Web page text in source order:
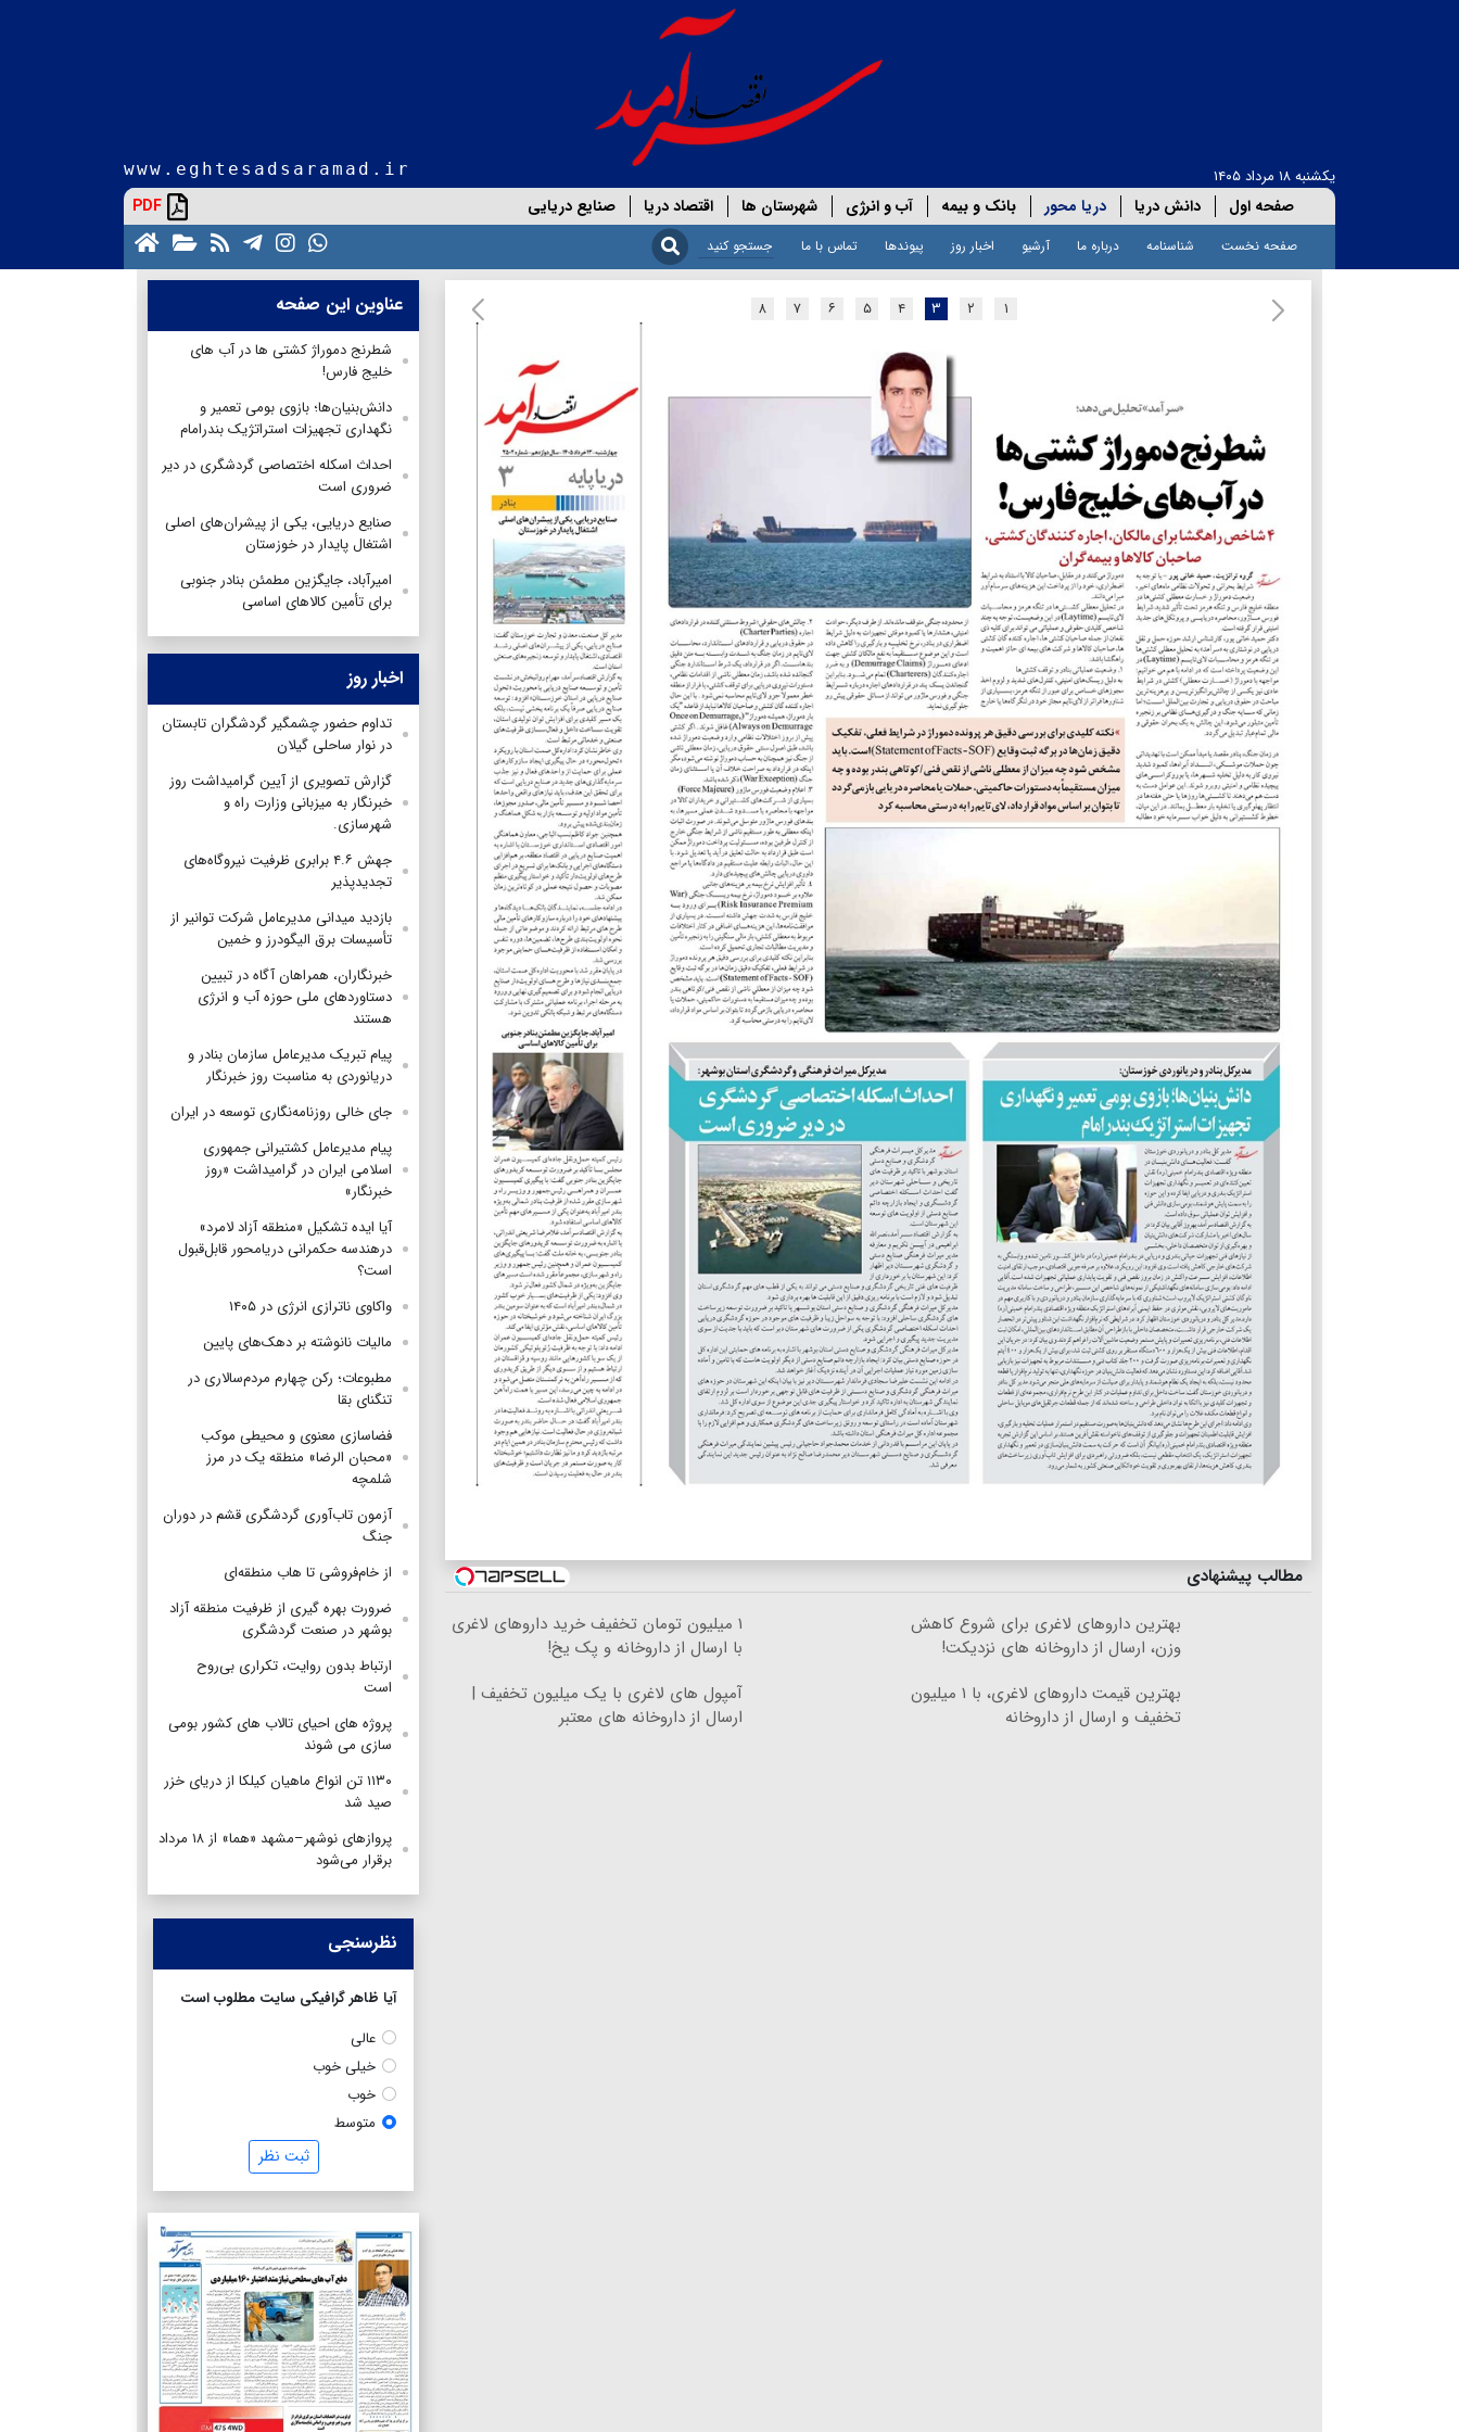
یکشنبه ۱۸ مرداد ۱۴۰۵ www.eghtesadsaramad.ir
صفحه اول دانش دریا دریا محور بانک و بیمه آب و انرژی شهرستان ها اقتصاد دریا صنایع دریایی PDF
صفحه نخست شناسنامه درباره ما آرشیو اخبار روز پیوندها تماس با ما
۱ ۲ ۳ ۴ ۵ ۶ ۷ ۸
مطالب پیشنهادی
بهترین داروهای لاغری برای شروع کاهش
وزن، ارسال از داروخانه های نزدیکت!
۱ میلیون تومان تخفیف خرید داروهای لاغری
با ارسال از داروخانه و پک یخ!
بهترین قیمت داروهای لاغری، با ۱ میلیون
تخفیف و ارسال از داروخانه‌
آمپول های لاغری با یک میلیون تخفیف |
ارسال از داروخانه های معتبر
عناوین این صفحه
شطرنج دموراژ کشتی ها در آب های
خلیج فارس!
دانش‌بنیان‌ها؛ بازوی بومی تعمیر و
نگهداری تجهیزات استراتژیک بندرامام
احداث اسکله اختصاصی گردشگری در دیر
ضروری است
صنایع دریایی، یکی از پیشران‌های اصلی
اشتغال پایدار در خوزستان
امیرآباد، جایگزین مطمئن بنادر جنوبی
برای تأمین کالاهای اساسی
اخبار روز
تداوم حضور چشمگیر گردشگران تابستان
در نوار ساحلی گیلان
گزارش تصویری از آیین گرامیداشت روز
خبرنگار به میزبانی وزارت راه و
شهرسازی.
جهش ۴.۶ برابری ظرفیت نیروگاه‌های
تجدیدپذیر
بازدید میدانی مدیرعامل شرکت توانیر از
تأسیسات برق الیگودرز و خمین
خبرنگاران، همراهان آگاه در تبیین
دستاوردهای ملی حوزه آب و انرژی
هستند
پیام تبریک مدیرعامل سازمان بنادر و
دریانوردی به مناسبت روز خبرنگار
جای خالی روزنامه‌نگاری توسعه در ایران
پیام مدیرعامل کشتیرانی جمهوری
اسلامی ایران در گرامیداشت «روز
خبرنگار»
آیا ایده تشکیل «منطقه آزاد لامرد»
درهندسه حکمرانی دریامحور قابل‌قبول
است؟
واکاوی ناترازی انرژی در ۱۴۰۵
مالیات نانوشته بر دهک‌های پایین
مطبوعات؛ رکن چهارم مردم‌سالاری در
تنگنای بقا
فضاسازی معنوی و محیطی موکب
«محبان الرضا» منطقه یک در مرز
شلمچه
آزمون تاب‌آوری گردشگری قشم در دوران
جنگ
از خام‌فروشی تا هاب منطقه‌ای
ضرورت بهره گیری از ظرفیت منطقه آزاد
بوشهر در صنعت گردشگری
ارتباط بدون روایت، تکراری بی‌روح
است
پروژه های احیای تالاب های کشور بومی
سازی می شوند
۱۱۳۰ تن انواع ماهیان کیلکا از دریای خزر
صید شد
پروازهای نوشهر–مشهد «هما» از ۱۸ مرداد
برقرار می‌شود
نظرسنجی
آیا ظاهر گرافیکی سایت مطلوب است
عالی
خیلی خوب
خوب
متوسط
ثبت نظر